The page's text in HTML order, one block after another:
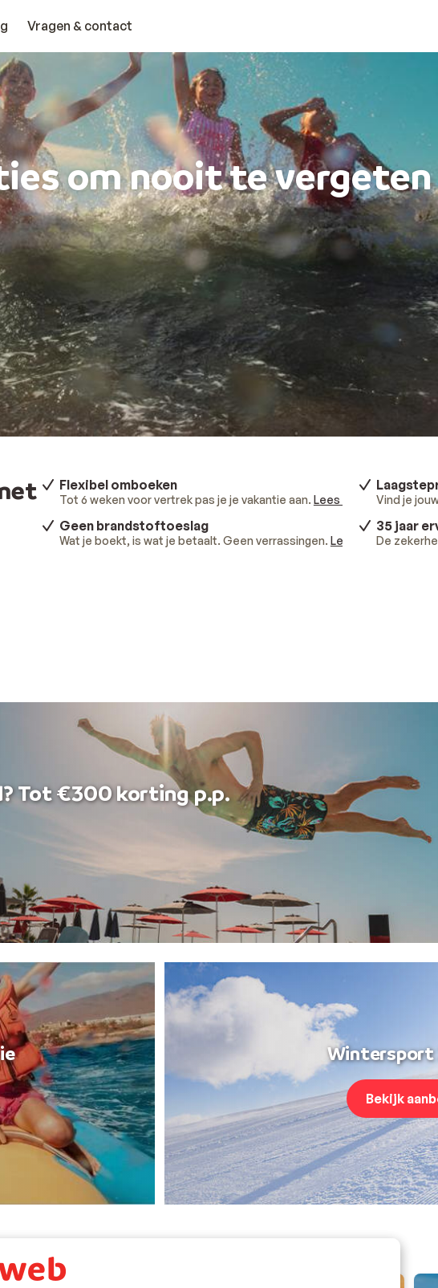
Vragen & contact
om nooit te vergeten
Flexibel omboeken
Tot 6 weken voor vertrek pas je je vakantie aan. Lees meer Vind je
Geen brandstoftoeslag
Wat je boekt, is wat je betaalt. Geen verrassingen. Lees meer.
35 jaar
De
Tot €300 korting p.p.
Bekijk